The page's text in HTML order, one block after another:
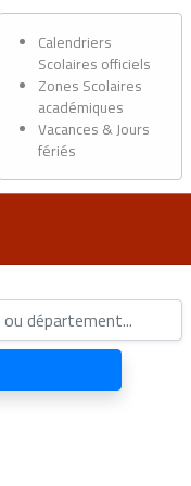
Calendriers
Scolaires officiels
Zones Scolaires
académiques
Vacances & Jours
fériés